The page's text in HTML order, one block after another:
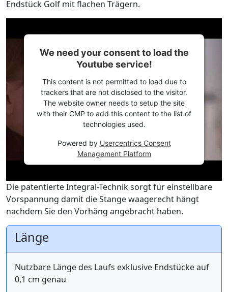
Endstück Golf mit flachen Trägern.
We need your consent to load the
Youtube service!
This content is not permitted to load due to
trackers that are not disclosed to the visitor.
The website owner needs to setup the site
with their CMP to add this content to the list of
technologies used.
Powered by Usercentrics Consent
Management Platform
Die patentierte Integral-Technik sorgt für einstellbare
Vorspannung damit die Stange waagerecht hängt
nachdem Sie den Vorhäng angebracht haben.
Länge
Nutzbare Länge des Laufs exklusive Endstücke auf
0,1 cm genau